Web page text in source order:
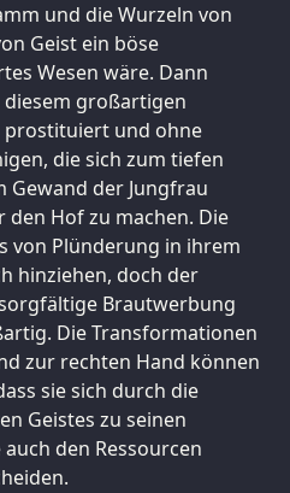
und die Wurzeln von
Geist ein böse
Wesen wäre. Dann
diesem großartigen
prostituiert und ohne
die sich zum tiefen
Gewand der Jungfrau
den Hof zu machen. Die
von Plünderung in ihrem
hinziehen, doch der
Brautwerbung
Die Transformationen
zur rechten Hand können
sie sich durch die
Geistes zu seinen
den Ressourcen